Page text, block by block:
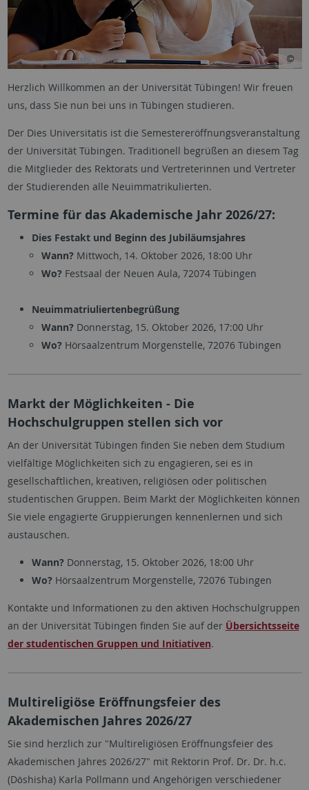
Herzlich Willkommen an der Universität Tübingen! Wir freuen
uns, dass Sie nun bei uns in Tübingen studieren.
Der Dies Universitatis ist die Semestereröffnungs­veranstaltung
der Universität Tübingen. Traditionell begrüßen an diesem Tag
die Mitglieder des Rektorats und Vertreterinnen und Vertreter
der Studierenden alle Neuimmatrikulierten.
Termine für das Akademische Jahr 2026/27:
Dies Festakt und Beginn des Jubiläumsjahres
Wann? Mittwoch, 14. Oktober 2026, 18:00 Uhr
Wo?Festsaal der Neuen Aula, 72074 Tübingen
Neuimmatriuliertenbegrüßung
Wann? Donnerstag, 15. Oktober 2026, 17:00 Uhr
Wo?Hörsaalzentrum Morgenstelle, 72076 Tübingen
Markt der Möglichkeiten - Die
Hochschulgruppen stellen sich vor
An der Universität Tübingen finden Sie neben dem Studium
vielfältige Möglichkeiten sich zu engagieren, sei es in
gesellschaftlichen, kreativen, religiösen oder politischen
studentischen Gruppen. Beim Markt der Möglichkeiten können
Sie viele engagierte Gruppierungen kennenlernen und sich
austauschen.
Wann?Donnerstag, 15. Oktober 2026, 18:00 Uhr
Wo?Hörsaalzentrum Morgenstelle, 72076 Tübingen
Kontakte und Informationen zu den aktiven Hochschulgruppen
an der Universität Tübingen finden Sie auf der Übersichtsseite
der studentischen Gruppen und Initiativen.
Multireligiöse Eröffnungsfeier des
Akademischen Jahres 2026/27
Sie sind herzlich zur "Multireligiösen Eröffnungsfeier des
Akademischen Jahres 2026/27" mit Rektorin Prof. Dr. Dr. h.c.
(Dōshisha) Karla Pollmann und Angehörigen verschiedener